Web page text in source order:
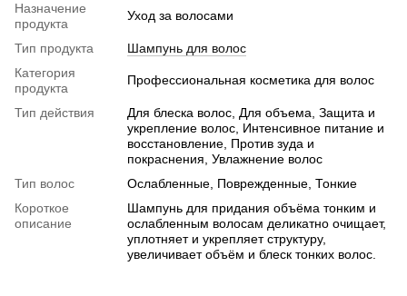
Назначение
продукта
Уход за волосами
Тип продукта
Шампунь для волос
Категория
продукта
Профессиональная косметика для волос
Тип действия
Для блеска волос, Для объема, Защита и
укрепление волос, Интенсивное питание и
восстановление, Против зуда и
покраснения, Увлажнение волос
Тип волос
Ослабленные, Поврежденные, Тонкие
Короткое
описание
Шампунь для придания объёма тонким и
ослабленным волосам деликатно очищает,
уплотняет и укрепляет структуру,
увеличивает объём и блеск тонких волос.